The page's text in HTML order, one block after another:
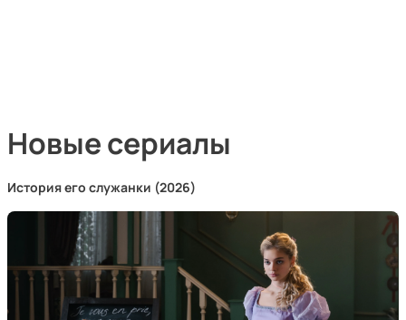
Новые сериалы
История его служанки (2026)